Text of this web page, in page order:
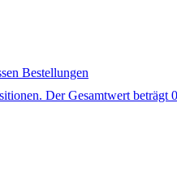
Bestellungen
Der Gesamtwert beträgt